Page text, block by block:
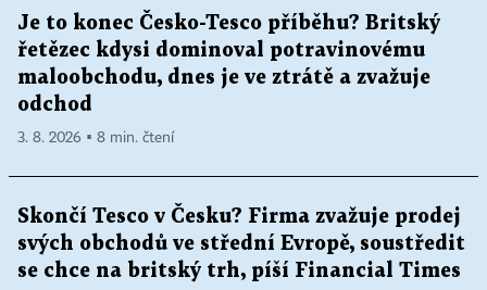
Je to konec Česko-Tesco příběhu? Britský
řetězec kdysi dominoval potravinovému
maloobchodu, dnes je ve ztrátě a zvažuje
odchod
3. 8. 2026 ▪ 8 min. čtení
Skončí Tesco v Česku? Firma zvažuje prodej
svých obchodů ve střední Evropě, soustředit
se chce na britský trh, píší Financial Times